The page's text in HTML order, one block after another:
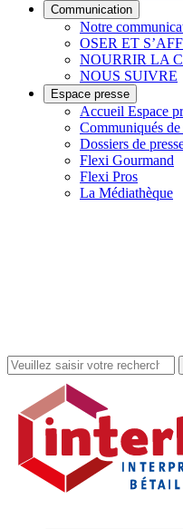
Communication
Notre
OSER ET
NOURRIR LA
NOUS SUIVRE
Espace presse
Accueil Espace
Communiqués de
Dossiers de
Flexi Gourmand
Flexi Pros
La Médiathèque
Rechercher
dans
site